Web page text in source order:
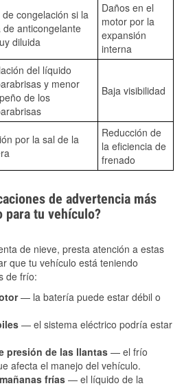
de congelación si la
de anticongelante
diluida
Daños en el
motor por la
expansión
interna
del líquido
y menor
de los
Baja visibilidad
por la sal de la
Reducción de
la eficiencia de
frenado
de advertencia más
para tu vehículo?
de nieve, presta atención a estas
que tu vehículo está teniendo
de frío:
— la batería puede estar débil o
— el sistema eléctrico podría estar
presión de las llantas — el frío
afecta el manejo del vehículo.
frías — el líquido de la